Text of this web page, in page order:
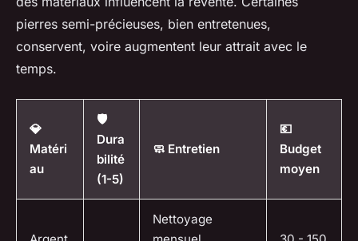
pierres semi-précieuses, bien entretenues,
conservent, voire augmentent leur attrait avec le
temps.
💎
Matéri
au
🛡️
Dura
bilité
(1-5)
🧼 Entretien
💶
Budget
moyen
Nettoyage